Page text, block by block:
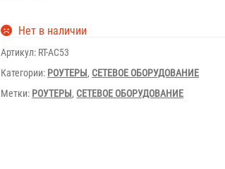
Нет в наличии
Артикул: RT-AC53
Категории: РОУТЕРЫ, СЕТЕВОЕ ОБОРУДОВАНИЕ
Метки: РОУТЕРЫ, СЕТЕВОЕ ОБОРУДОВАНИЕ